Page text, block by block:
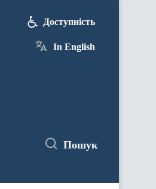
Доступність
In English
Пошук